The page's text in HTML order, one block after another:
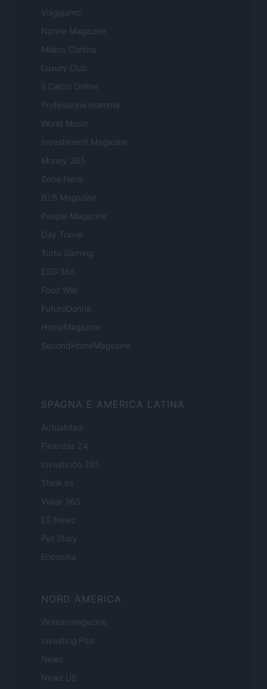
Viaggiamo
Nonne Magazine
Milano Cortina
Luxury Club
Il Calcio Online
Professione mamma
World Music
Investimenti Magazine
Money 365
Zona Nerd
B2B Magazine
People Magazine
Day Travel
Tutto Gaming
ESG 365
Food Wiki
FuturoDonna
HomeMagazine
SecondHomeMagazine
SPAGNA E AMERICA LATINA
Actualidad
Finanzas 24
Investindo 365
Think.es
Viajar 365
ES Newz
Pet Story
Encocina
NORD AMERICA
Womanmagazine
Investing Plus
Newz
Newz US